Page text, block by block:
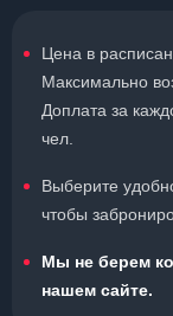
Цена в
Максимально
Доплата за
чел.
Выберите
чтобы
Мы не берем
нашем сайте.